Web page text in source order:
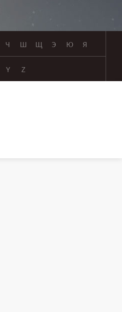
Ч Ш Щ Э Ю Я
Y Z